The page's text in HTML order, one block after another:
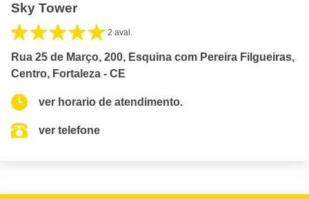
Sky Tower
2 aval.
Rua 25 de Março, 200, Esquina com Pereira Filgueiras,
Centro, Fortaleza - CE
ver horario de atendimento.
ver telefone